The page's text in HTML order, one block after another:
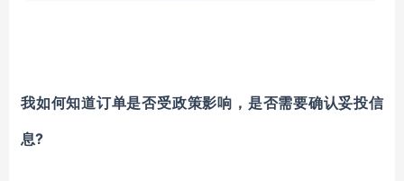
我如何知道订单是否受政策影响，是否需要确认妥投信
息?